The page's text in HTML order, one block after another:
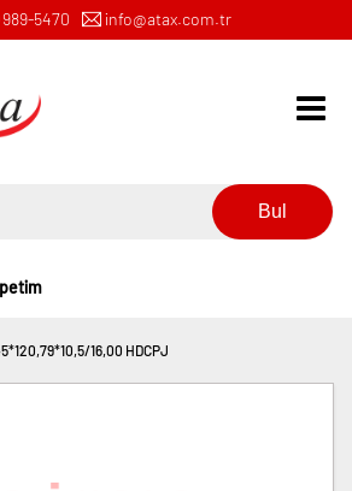
989-5470 info@atax.com.tr
Bul
16,00 HDCPJ